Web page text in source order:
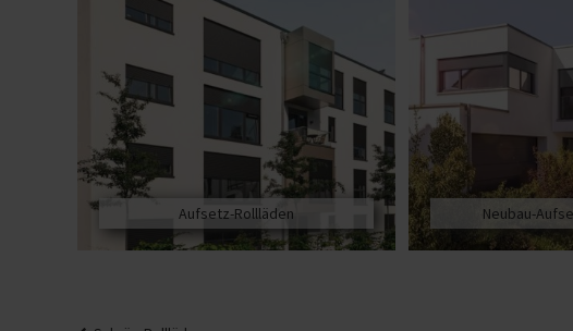
Aufsetz-Rollläden Neubau-
Beitragsnavigation